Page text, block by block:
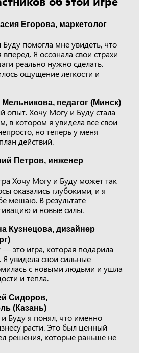
Егорова, маркетолог
помогла мне увидеть, что
Я осознала свои страхи
реально нужно сделать.
ощущение легкости и
педагог (Минск)
опыт. Хочу Могу и Буду стала
в котором я увидела все свои
но теперь у меня
действий.
Петров, инженер
Хочу Могу и Буду может так
оказались глубокими, и я
мешаю. В результате
и новые силы.
Кузнецова, дизайнер
это игра, которая подарила
увидела свои сильные
с новыми людьми и ушла
и тепла.
Сидоров,
(Казань)
Буду я понял, что именно
расти. Это был ценный
решения, которые раньше не